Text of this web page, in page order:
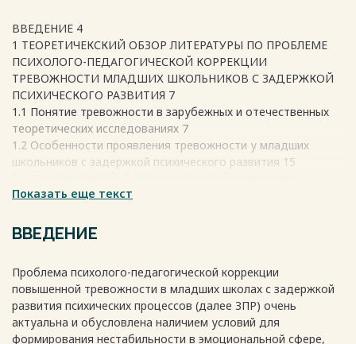
ВВЕДЕНИЕ 4
1 ТЕОРЕТИЧЕКСКИЙ ОБЗОР ЛИТЕРАТУРЫ ПО ПРОБЛЕМЕ
ПСИХОЛОГО-ПЕДАГОГИЧЕСКОЙ КОРРЕКЦИИ
ТРЕВОЖНОСТИ МЛАДШИХ ШКОЛЬНИКОВ С ЗАДЕРЖКОЙ
ПСИХИЧЕСКОГО РАЗВИТИЯ 7
1.1 Понятие тревожности в зарубежных и отечественных
теоретических исследованиях 7
1.2 Особенности проявления тревожности у младших
школьников с задержкой психического развития 15
педагогической коррекции тревожности младших
2 ЭКСПЕРИМЕНТАЛЬНОЕ ИССЛЕДОВАНИЕ ПСИХОЛОГО-
ПЕДАГОГИЧЕСКОЙ КОРРЕКЦИИ ТРЕВОЖНОСТИ
РАЗВИТИЯ 34
2.1 Организация исследования 34
2.2 Результаты констатирующего этапа исследования 37
2.3 Организация проведения программы психолого-
Показать еще текст
ВВЕДЕНИЕ
Проблема психолого-педагогической коррекции
повышенной тревожности в младших школах с задержкой
развития психических процессов (далее ЗПР) очень
актуальна и обусловлена наличием условий для
формирования нестабильности в эмоциональной сфере,